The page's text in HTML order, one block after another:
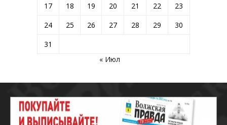
17
18 19 20 21 22
23
24
25 26 27 28 29
30
31
« Июл